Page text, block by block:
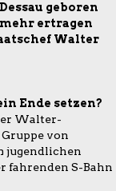
geboren
ertragen
Walter
Ende setzen?
Walter-
von
jugendlichen
fahrenden S-Bahn